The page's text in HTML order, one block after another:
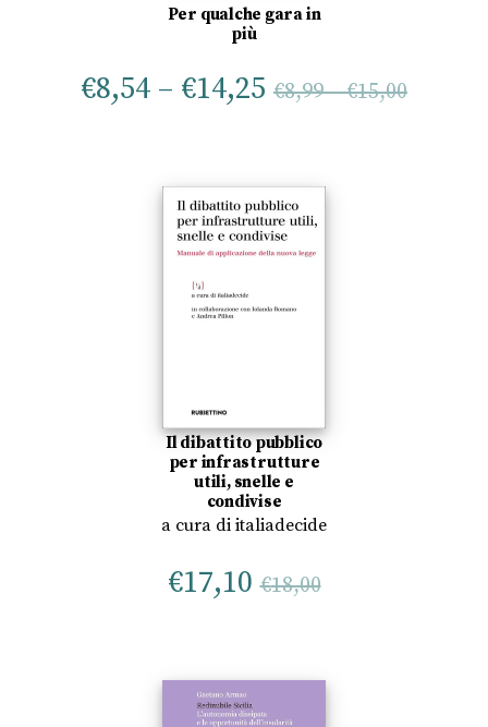
Per qualche gara in
più
€8,54 – €14,25 €8,99–€15,00
Il dibattito pubblico
per infrastrutture
utili, snelle e
condivise
a cura di italiadecide
€17,10 €18,00